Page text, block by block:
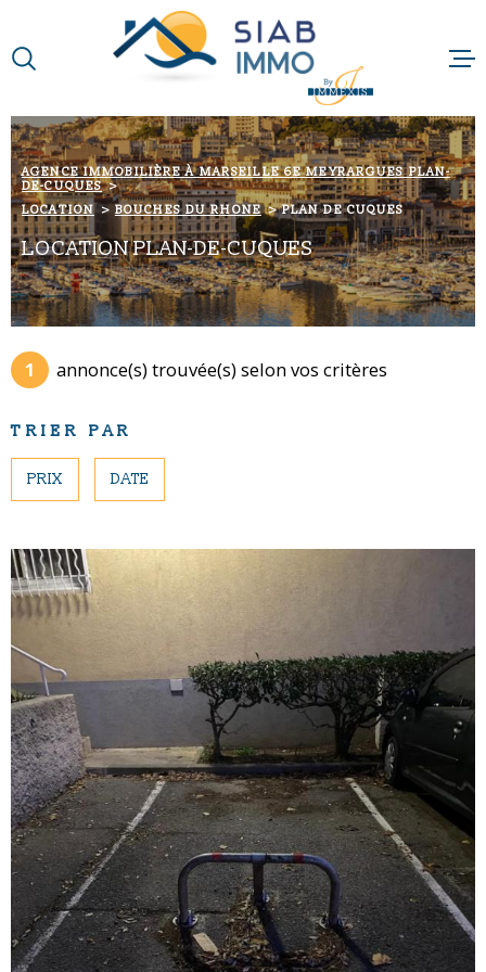
menu
contenu
ACCUEIL
QUI SOMMES-
NOTRE RAISON
NOS MÉTIERS
NOS
AGENCE IMMOBILIÈRE À MARSEILLE 6E MEYRARGUES PLAN-
DE-CUQUES
LOCATION
BOUCHES DU RHONE PLAN DE CUQUES
LOCATION PLAN-DE-CUQUES
1 annonce(s) trouvée(s) selon vos critères
TRIER PAR
PRIX DATE
VOIR LE BIEN
VOTRE
RECHERCHE
TYPE
D'OFFRE
LOCATION
TYPE
DE
BIEN
TYPE DE BIEN
VILLE
PIÈCES
RÉFÉRENCE
CRITÈRES SUPPLÉMENTAIRES
Piscine
Parking